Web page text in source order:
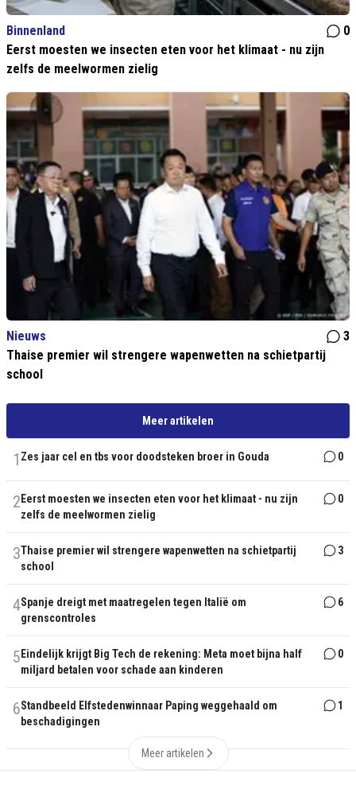
Binnenland
0
Eerst moesten we insecten eten voor het klimaat - nu zijn
zelfs de meelwormen zielig
Nieuws
3
Thaise premier wil strengere wapenwetten na schietpartij
school
Meer artikelen
1 Zes jaar cel en tbs voor doodsteken broer in Gouda 0
2 Eerst moesten we insecten eten voor het klimaat - nu zijn
zelfs de meelwormen zielig
0
3Thaise premier wil strengere wapenwetten na schietpartij
school
3
4Spanje dreigt met maatregelen tegen Italië om
grenscontroles
6
5 Eindelijk krijgt Big Tech de rekening: Meta moet bijna half
miljard betalen voor schade aan kinderen
0
6Standbeeld Elfstedenwinnaar Paping weggehaald om
beschadigingen
1
Meer artikelen